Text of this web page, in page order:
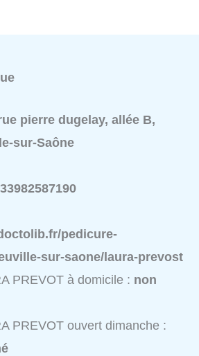
pierre dugelay, allée B,
sur-Saône
pedicure-
sur-saone/laura-prevost
PREVOT à domicile : non
PREVOT ouvert dimanche :